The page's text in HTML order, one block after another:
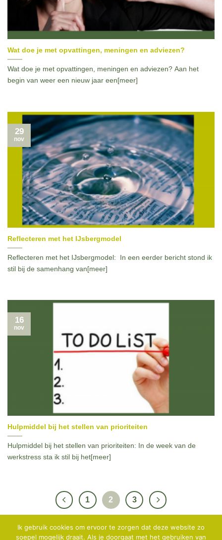
Wat doe je met opvattingen, meningen en adviezen?
Wat doe je met opvattingen, meningen en adviezen? Aan het
begin van weer een nieuw jaar een[meer]
Reflecteren met het IJsbergmodel
Reflecteren met het IJsbergmodel: In een eerder bericht stond ik
stil bij de samenhang van[meer]
29
nov
Hulpmiddel bij het stellen van prioriteiten
Hulpmiddel bij het stellen van prioriteiten: In de week van de
werkstress sta ik stil bij het[meer]
16
nov
1 2 3
Ik gebruik cookies om ervoor te zorgen dat deze website zo
soepel mogelijk draait. Als je doorgaat met het gebruiken van